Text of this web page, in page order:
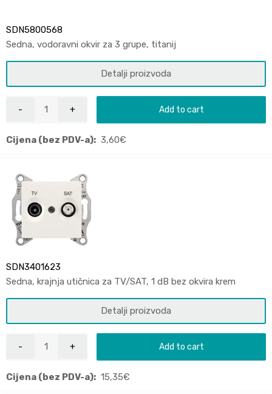
SDN5800568
Sedna, vodoravni okvir za 3 grupe, titanij
Detalji proizvoda
Add to cart
Cijena (bez PDV-a): 3,60€
SDN3401623
Sedna, krajnja utičnica za TV/SAT, 1 dB bez okvira krem
Detalji proizvoda
Add to cart
Cijena (bez PDV-a): 15,35€